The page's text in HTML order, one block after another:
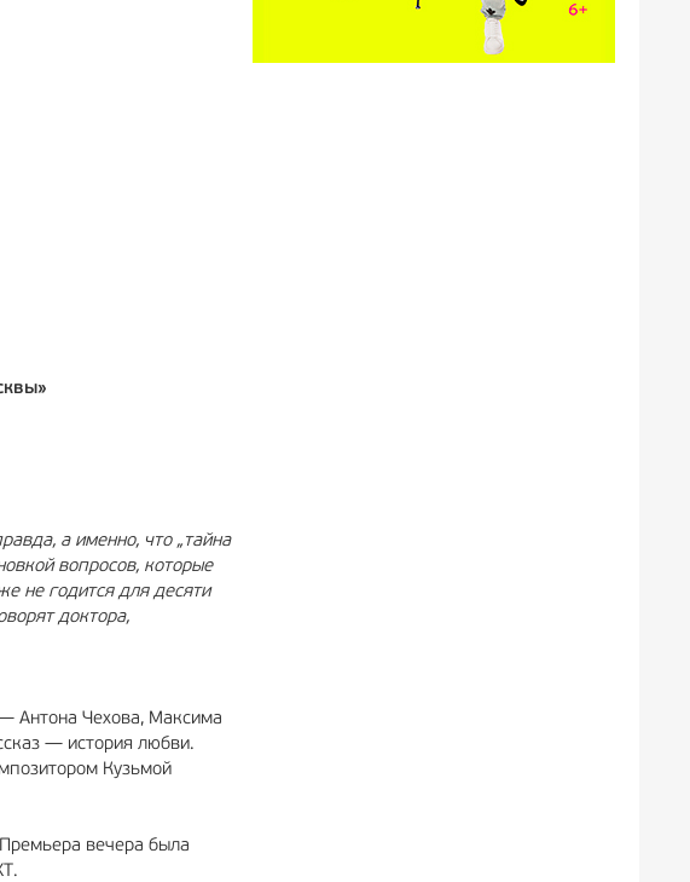
а именно, что „тайна
вопросов, которые
не годится для десяти
доктора,
Антона Чехова, Максима
— история любви.
Кузьмой
вечера была